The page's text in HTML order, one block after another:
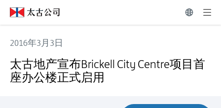
2016年3月3日
太古地产宣布Brickell City Centre项目首
座办公楼正式启用